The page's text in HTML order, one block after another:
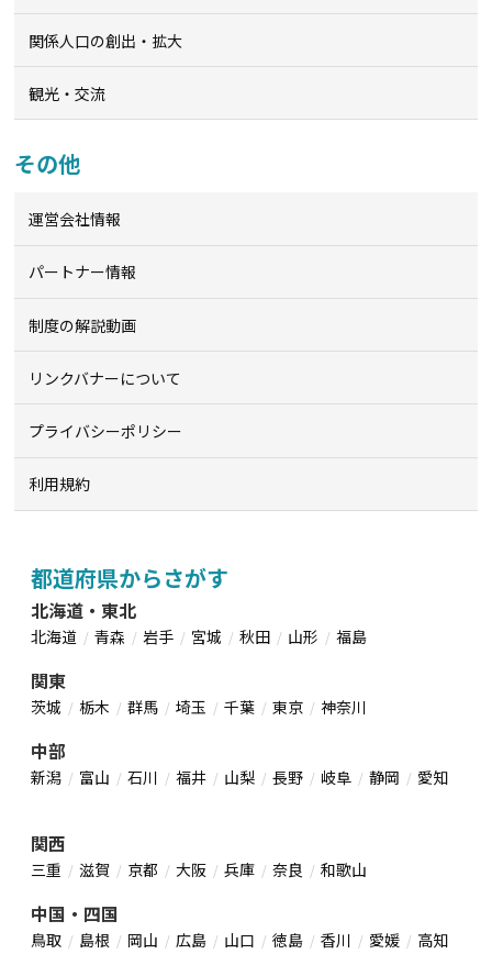
関係人口の創出・拡大
観光・交流
その他
運営会社情報
パートナー情報
制度の解説動画
リンクバナーについて
プライバシーポリシー
利用規約
都道府県からさがす
北海道・東北
北海道 青森 岩手 宮城 秋田 山形 福島
関東
茨城 栃木 群馬 埼玉 千葉 東京 神奈川
中部
新潟 富山 石川 福井 山梨 長野 岐阜 静岡 愛知
関西
三重 滋賀 京都 大阪 兵庫 奈良 和歌山
中国・四国
鳥取 島根 岡山 広島 山口 徳島 香川 愛媛 高知